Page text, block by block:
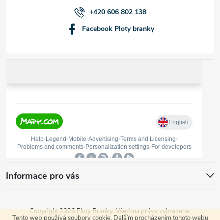
Tento web používá soubory cookie. Dalším procházením tohoto webu
+420 606 802 138
Facebook Ploty branky
Informace pro vás
Copyright 2026 Ploty Branky. Všechna práva vyhrazena.